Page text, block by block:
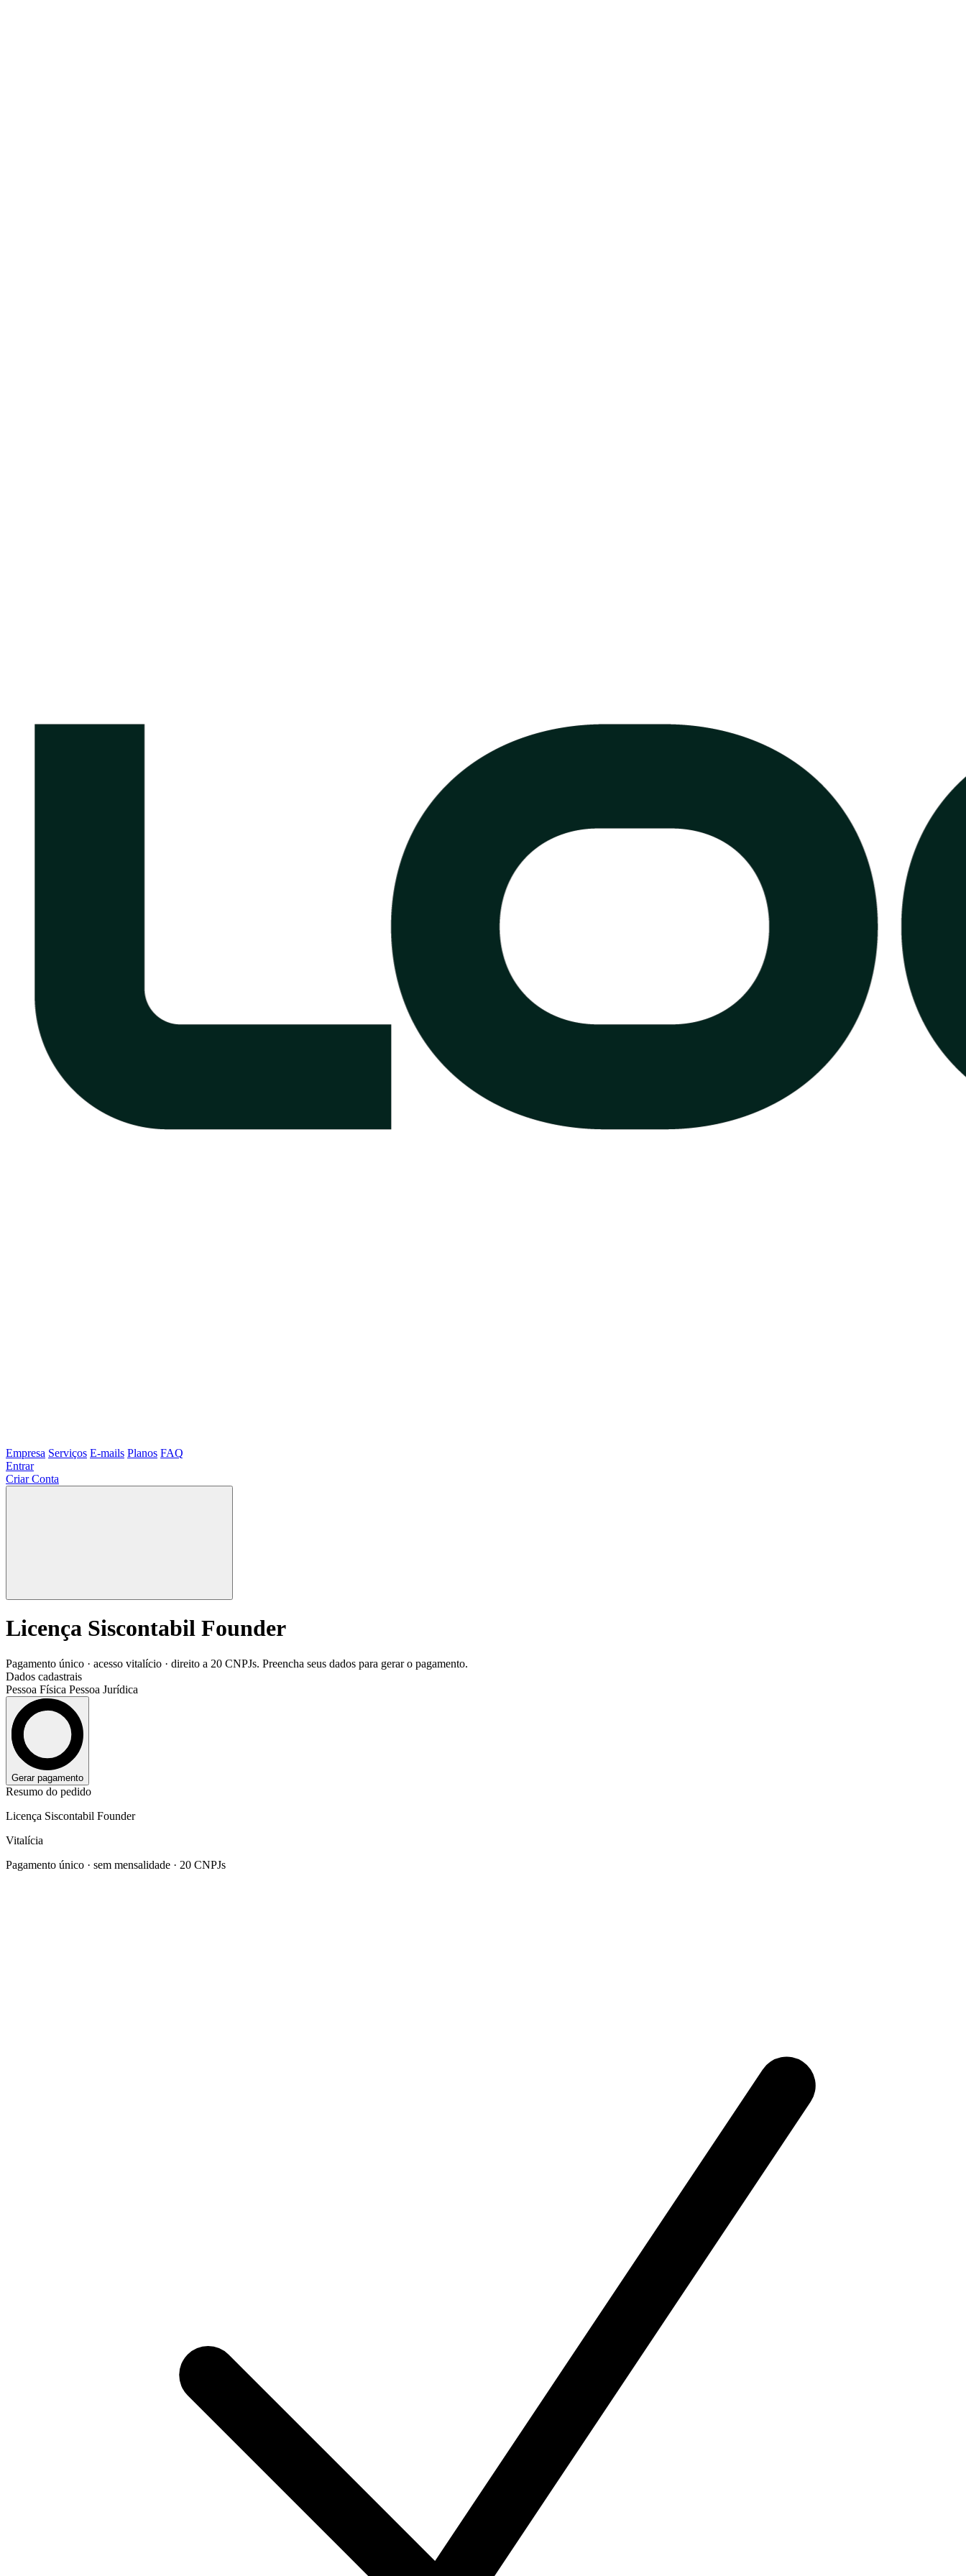
Empresa Serviços E-mails Planos FAQ
Entrar
Criar Conta
Licença Siscontabil Founder
Pagamento único · acesso vitalício · direito a 20 CNPJs. Preencha seus dados para gerar o pagamento.
Dados cadastrais
Pessoa Física Pessoa Jurídica
Gerar pagamento
Resumo do pedido
Licença Siscontabil Founder
Vitalícia
Pagamento único · sem mensalidade · 20 CNPJs